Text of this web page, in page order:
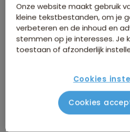
Financiën
Beste reistijd
Onze website maakt gebruik
kleine tekstbestanden, om je
verbeteren en de inhoud en
stemmen op je interesses. Je
toestaan of afzonderlijk
Cookies
Cookies